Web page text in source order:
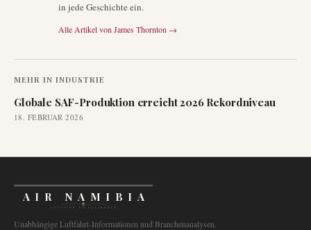
in jede Geschichte ein.
Alle Artikel von James Thornton →
MEHR IN INDUSTRIE
Globale SAF-Produktion erreicht 2026 Rekordniveau
18. FEBRUAR 2026
AIR NAMIBIA
AVIATION INTELLIGENCE
Unabhängige Luftfahrt-Informationen und Branchenanalysen.